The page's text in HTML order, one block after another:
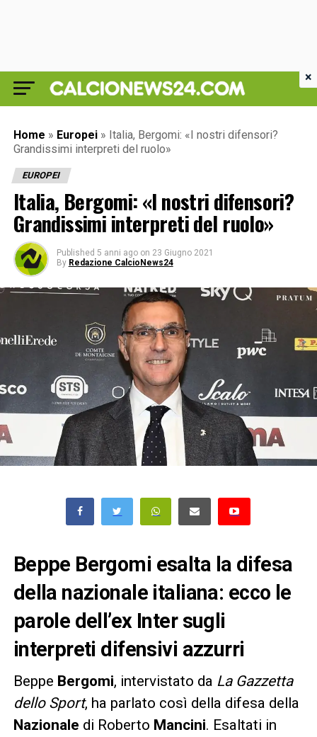
Home » Europei » Italia, Bergomi: «I nostri difensori?
Grandissimi interpreti del ruolo»
EUROPEI
Italia, Bergomi: «I nostri difensori?
Grandissimi interpreti del ruolo»
Published 5 anni ago on 23 Giugno 2021
By Redazione CalcioNews24
Beppe Bergomi esalta la difesa
della nazionale italiana: ecco le
parole dell’ex Inter sugli
interpreti difensivi azzurri
Beppe Bergomi, intervistato da La Gazzetta
dello Sport, ha parlato così della difesa della
Nazionale di Roberto Mancini. Esaltati in
×